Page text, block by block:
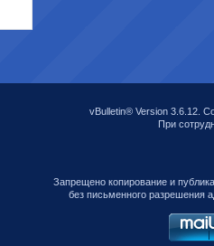
vBulletin® Version 3.6.12.
При
Запрещено копирование и
без письменного разрешения